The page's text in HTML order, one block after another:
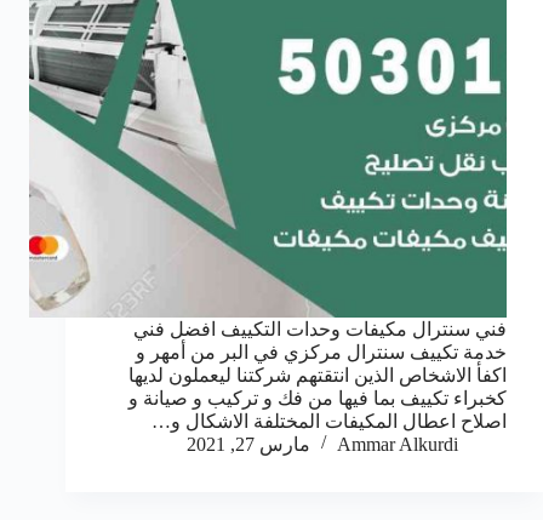
فني سنترال مكيفات وحدات التكييف افضل فني
خدمة تكييف سنترال مركزي في البر من أمهر و
اكفأ الاشخاص الذين انتقتهم شركتنا ليعملون لديها
كخبراء تكييف بما فيها من فك و تركيب و صيانة و
اصلاح اعطال المكيفات المختلفة الاشكال و…
Ammar Alkurdi
مارس 27, 2021